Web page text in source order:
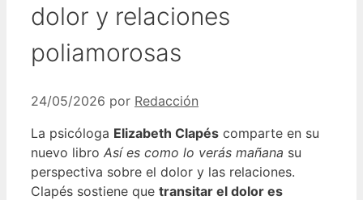
dolor y relaciones
poliamorosas
24/05/2026 por Redacción
La psicóloga Elizabeth Clapés comparte en su
nuevo libro Así es como lo verás mañana su
perspectiva sobre el dolor y las relaciones.
Clapés sostiene que transitar el dolor es